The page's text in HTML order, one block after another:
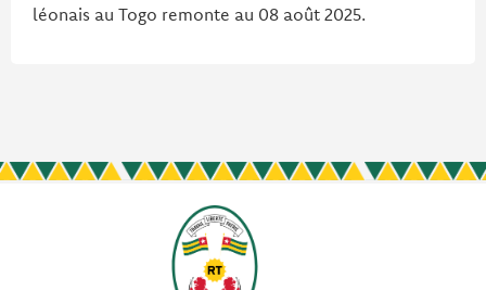
léonais au Togo remonte au 08 août 2025.